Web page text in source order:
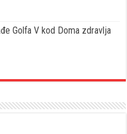
Golfa V kod Doma zdravlja